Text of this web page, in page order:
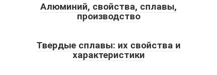
Алюминий, свойства, сплавы,
производство
Твердые сплавы: их свойства и
характеристики